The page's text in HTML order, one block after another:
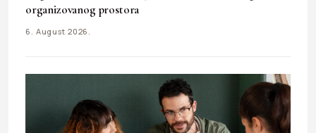
organizovanog prostora
6. August 2026.